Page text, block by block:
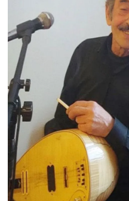
Dünya Haberleri
Yerel Haberler
Haber Arşivi